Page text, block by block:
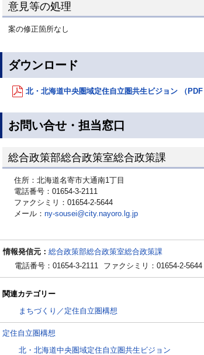
意見等の処理
案の修正箇所なし
ダウンロード
北・北海道中央圏域定住自立圏共生ビジョン （PDF
お問い合せ・担当窓口
総合政策部総合政策室総合政策課
住所：北海道名寄市大通南1丁目
電話番号：01654-3-2111
ファクシミリ：01654-2-5644
メール： ny-sousei@city.nayoro.lg.jp
情報発信元： 総合政策部総合政策室総合政策課
電話番号：01654-3-2111
ファクシミリ：01654-2-5644
関連カテゴリー
まちづくり／定住自立圏構想
定住自立圏構想
北・北海道中央圏域定住自立圏共生ビジョン